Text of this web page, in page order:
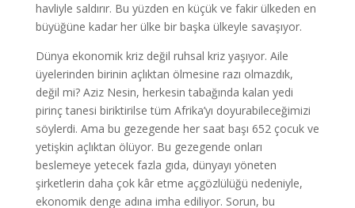
havliyle saldırır. Bu yüzden en küçük ve fakir ülkeden en
büyüğüne kadar her ülke bir başka ülkeyle savaşıyor.
Dünya ekonomik kriz değil ruhsal kriz yaşıyor. Aile
üyelerinden birinin açlıktan ölmesine razı olmazdık,
değil mi? Aziz Nesin, herkesin tabağında kalan yedi
pirinç tanesi biriktirilse tüm Afrika’yı doyurabileceğimizi
söylerdi. Ama bu gezegende her saat başı 652 çocuk ve
yetişkin açlıktan ölüyor. Bu gezegende onları
beslemeye yetecek fazla gıda, dünyayı yöneten
şirketlerin daha çok kâr etme açgözlülüğü nedeniyle,
ekonomik denge adına imha ediliyor. Sorun, bu